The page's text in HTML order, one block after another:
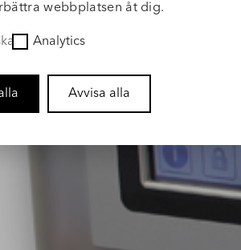
webbplatsen åt dig.
Analytics
Avvisa alla